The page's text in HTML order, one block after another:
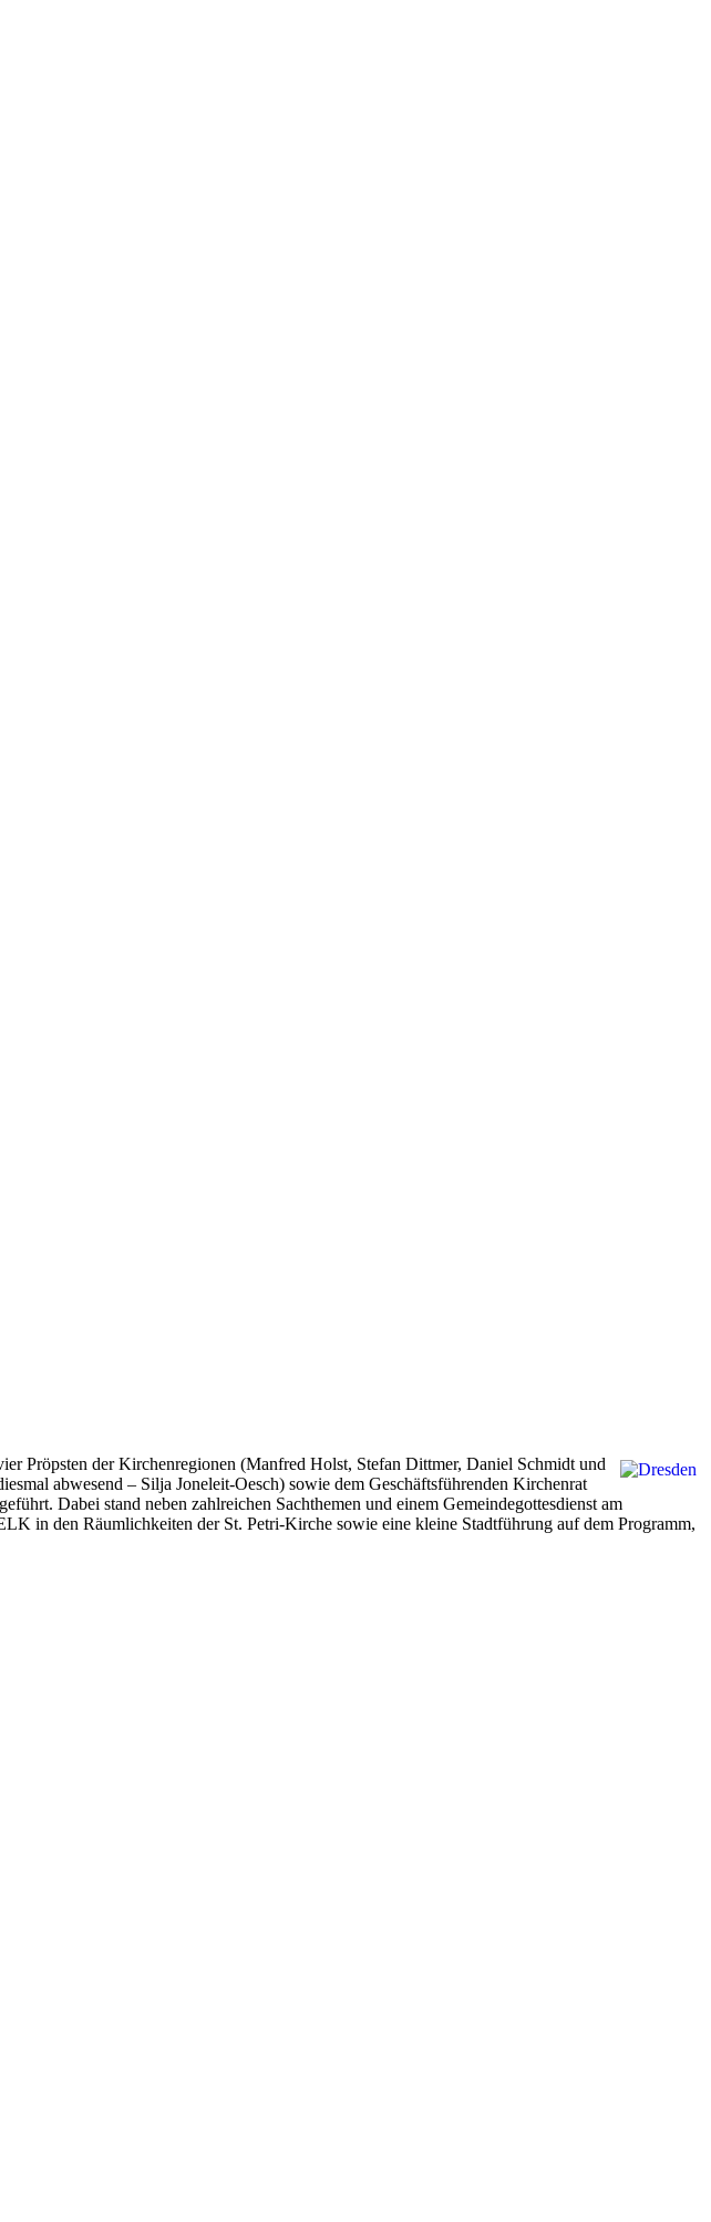
Pröpsten der Kirchenregionen (Manfred Holst, Stefan Dittmer, Daniel Schmidt und
abwesend – Silja Joneleit-Oesch) sowie dem Geschäftsführenden Kirchenrat
Dabei stand neben zahlreichen Sachthemen und einem Gemeindegottesdienst am
in den Räumlichkeiten der St. Petri-Kirche sowie eine kleine Stadtführung auf dem Programm,